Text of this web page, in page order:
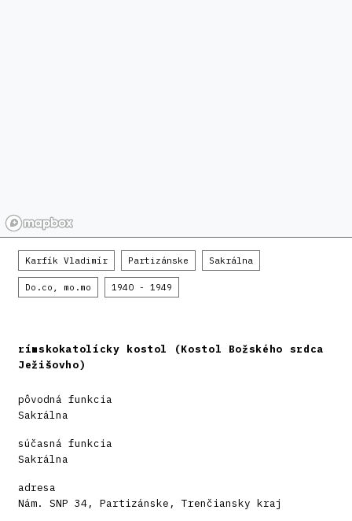
Karfík Vladimír Partizánske Sakrálna
Do.co, mo.mo 1940 - 1949
rímskokatolícky kostol (Kostol Božského srdca
Ježišovho)
pôvodná funkcia
Sakrálna
súčasná funkcia
Sakrálna
adresa
Nám. SNP 34, Partizánske, Trenčiansky kraj